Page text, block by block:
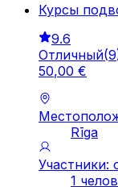
Курсы
9.6
Отличный(9
50,00 €
Rīga
Участники:
1